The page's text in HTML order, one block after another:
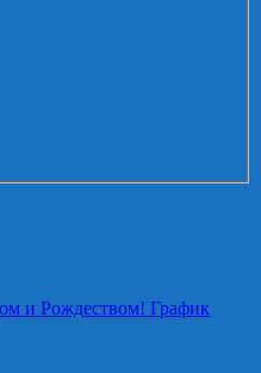
и Рождеством! График